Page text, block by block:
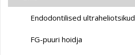
Endodontilised ultraheliotsikud
FG-puuri hoidja